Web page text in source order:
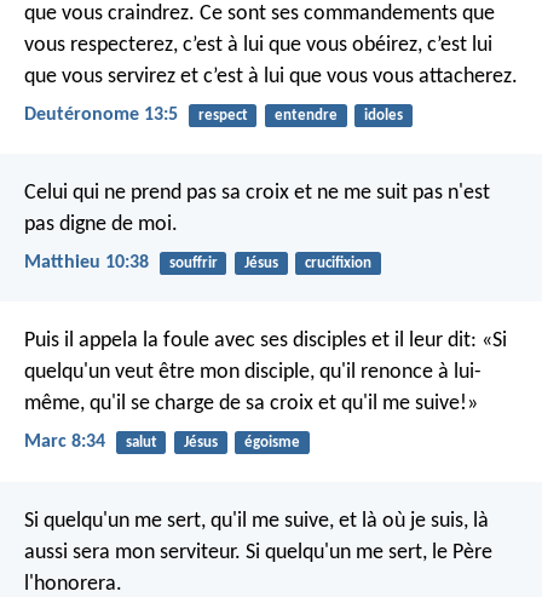
que vous craindrez. Ce sont ses commandements que
vous respecterez, c’est à lui que vous obéirez, c’est lui
que vous servirez et c’est à lui que vous vous attacherez.
Deutéronome 13:5 respect entendre idoles
Celui qui ne prend pas sa croix et ne me suit pas n'est
pas digne de moi.
Matthieu 10:38 souffrir Jésus crucifixion
Puis il appela la foule avec ses disciples et il leur dit: «Si
quelqu'un veut être mon disciple, qu'il renonce à lui-
même, qu'il se charge de sa croix et qu'il me suive!»
Marc 8:34 salut Jésus égoisme
Si quelqu'un me sert, qu'il me suive, et là où je suis, là
aussi sera mon serviteur. Si quelqu'un me sert, le Père
l'honorera.